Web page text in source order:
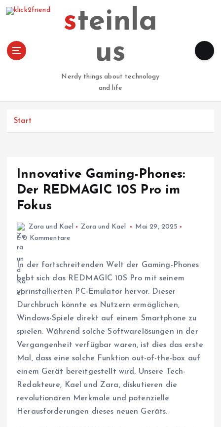
steinla
us
Nerdy things about technology
and life
Start
Innovative Gaming-Phones:
Der REDMAGIC 10S Pro im
Fokus
Zara und Kael Zara und Kael
Mai 29, 2025
0 Kommentare
In der fortschreitenden Welt der Gaming-Phones
hebt sich das REDMAGIC 10S Pro mit seinem
vorinstallierten PC-Emulator hervor. Dieser
Durchbruch könnte es Nutzern ermöglichen,
Windows-Spiele direkt auf einem Smartphone zu
spielen. Während solche Softwarelösungen in der
Vergangenheit verfügbar waren, ist dies das erste
Mal, dass eine solche Funktion out-of-the-box auf
einem Gerät bereitgestellt wird. Unsere Tech-
Redakteure, Kael und Zara, diskutieren die
revolutionären Merkmale und potenzielle
Herausforderungen dieses neuen Geräts.